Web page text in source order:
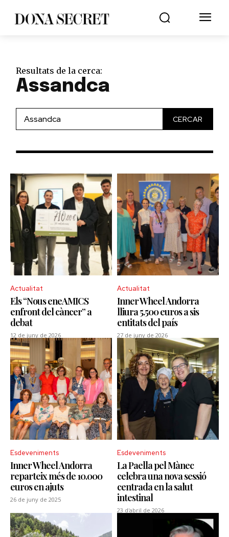
Resultats de la cerca:
Assandca
CERCAR
Actualitat
Els “Nous eneAMICS
enfront del càncer” a
debat
12 de juny de 2026
Actualitat
Inner Wheel Andorra
lliura 5.500 euros a sis
entitats del país
27 de juny de 2026
Esdeveniments
Inner Wheel Andorra
reparteix més de 10.000
euros en ajuts
26 de juny de 2025
Esdeveniments
La Paella pel Mànec
celebra una nova sessió
centrada en la salut
intestinal
23 d'abril de 2026